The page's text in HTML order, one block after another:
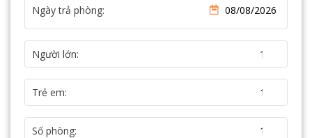
Ngày trả phòng:
Người lớn:
Trẻ em:
Số phòng: